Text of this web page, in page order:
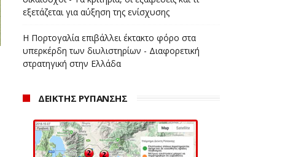
εξετάζεται για αύξηση της ενίσχυσης
Η Πορτογαλία επιβάλλει έκτακτο φόρο στα
υπερκέρδη των διυλιστηρίων - Διαφορετική
στρατηγική στην Ελλάδα
ΔΕΙΚΤΗΣ ΡΥΠΑΝΣΗΣ